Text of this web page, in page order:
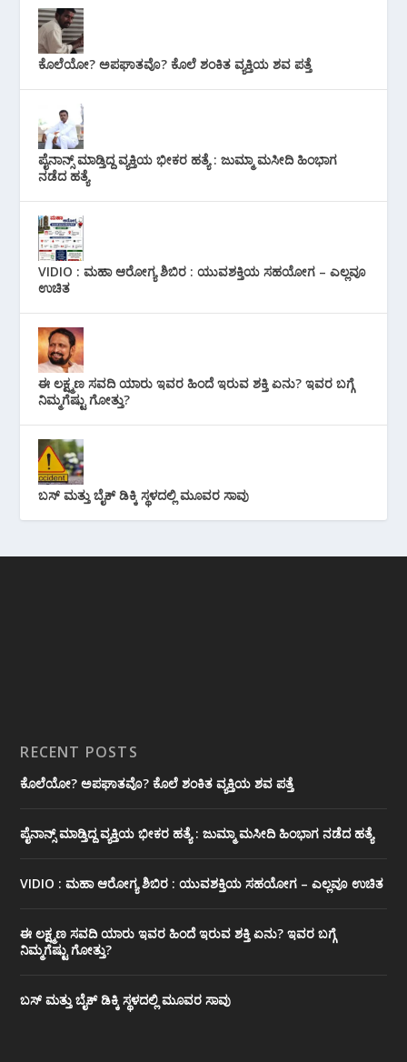
ಕೊಲೆಯೋ? ಅಪಘಾತವೊ? ಕೊಲೆ ಶಂಕಿತ ವ್ಯಕ್ತಿಯ ಶವ ಪತ್ತೆ
ಪೈನಾನ್ಸ್ ಮಾಡ್ತಿದ್ದ ವ್ಯಕ್ತಿಯ ಭೀಕರ‌ ಹತ್ಯೆ : ಜುಮ್ಮಾ ಮಸೀದಿ ಹಿಂಭಾಗ
ನಡೆದ ಹತ್ಯೆ
VIDIO : ಮಹಾ ಆರೋಗ್ಯ ಶಿಬಿರ : ಯುವಶಕ್ತಿಯ ಸಹಯೋಗ – ಎಲ್ಲವೂ
ಉಚಿತ
ಈ ಲಕ್ಷ್ಮಣ ಸವದಿ ಯಾರು ಇವರ ಹಿಂದೆ ಇರುವ ಶಕ್ತಿ ಏನು? ಇವರ ಬಗ್ಗೆ
ನಿಮ್ಮಗೆಷ್ಟು ಗೋತ್ತು?
ಬಸ್ ಮತ್ತು ಬೈಕ್ ಡಿಕ್ಕಿ ಸ್ಥಳದಲ್ಲಿ ಮೂವರ ಸಾವು
RECENT POSTS
ಕೊಲೆಯೋ? ಅಪಘಾತವೊ? ಕೊಲೆ ಶಂಕಿತ ವ್ಯಕ್ತಿಯ ಶವ ಪತ್ತೆ
ಪೈನಾನ್ಸ್ ಮಾಡ್ತಿದ್ದ ವ್ಯಕ್ತಿಯ ಭೀಕರ‌ ಹತ್ಯೆ : ಜುಮ್ಮಾ ಮಸೀದಿ ಹಿಂಭಾಗ ನಡೆದ ಹತ್ಯೆ
VIDIO : ಮಹಾ ಆರೋಗ್ಯ ಶಿಬಿರ : ಯುವಶಕ್ತಿಯ ಸಹಯೋಗ – ಎಲ್ಲವೂ ಉಚಿತ
ಈ ಲಕ್ಷ್ಮಣ ಸವದಿ ಯಾರು ಇವರ ಹಿಂದೆ ಇರುವ ಶಕ್ತಿ ಏನು? ಇವರ ಬಗ್ಗೆ
ನಿಮ್ಮಗೆಷ್ಟು ಗೋತ್ತು?
ಬಸ್ ಮತ್ತು ಬೈಕ್ ಡಿಕ್ಕಿ ಸ್ಥಳದಲ್ಲಿ ಮೂವರ ಸಾವು